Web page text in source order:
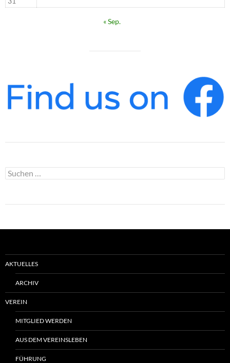
« Sep.
Suchen
nach:
AKTUELLES
ARCHIV
VEREIN
MITGLIED WERDEN
AUS DEM VEREINSLEBEN
FÜHRUNG